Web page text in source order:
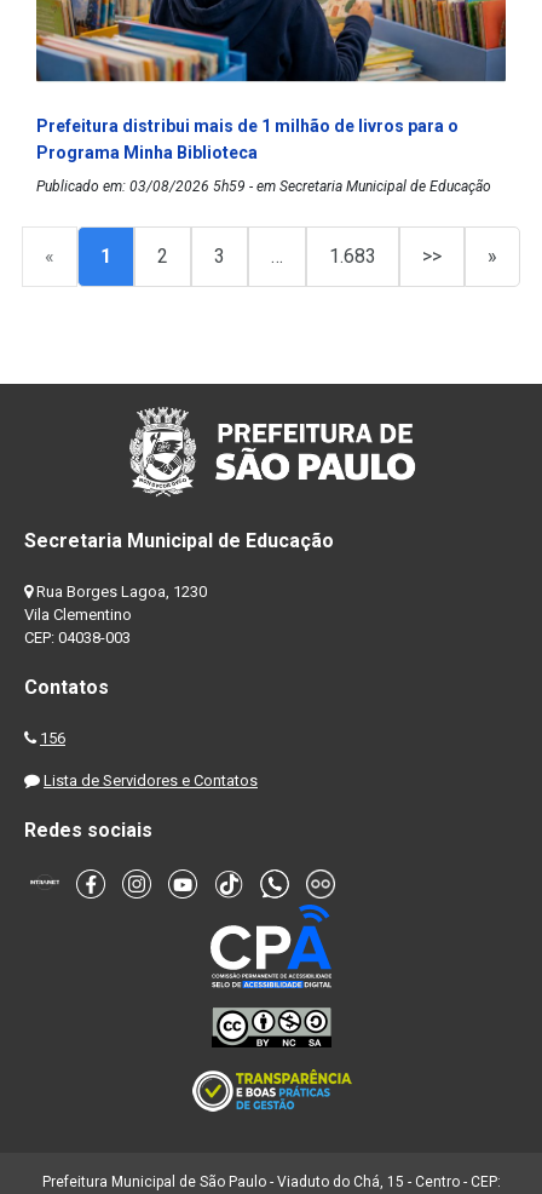
Prefeitura distribui mais de 1 milhão de livros para o
Programa Minha Biblioteca
Publicado em: 03/08/2026 5h59 - em Secretaria Municipal de Educação
« 1 2 3 … 1.683 >> »
Secretaria Municipal de Educação
Rua Borges Lagoa, 1230
Vila Clementino
CEP: 04038-003
Contatos
156
Lista de Servidores e Contatos
Redes sociais
Prefeitura Municipal de São Paulo - Viaduto do Chá, 15 - Centro - CEP: